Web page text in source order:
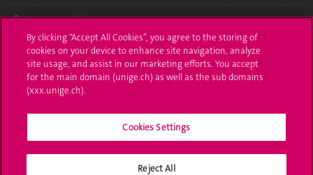
Poser une question
L'UNIGE vous informe
UNIGE Mobile
By clicking “Accept All Cookies”, you agree to the storing of
cookies on your device to enhance site navigation, analyze
site usage, and assist in our marketing efforts. You accept
for the main domain (unige.ch) as well as the sub domains
(xxx.unige.ch).
Cookies Settings
Reject All